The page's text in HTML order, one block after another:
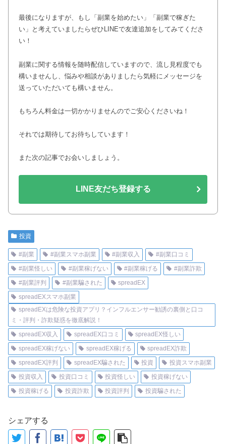
最後になりますが、もし「副業を始めたい」「副業で稼ぎた
い」と考えていましたらぜひLINEで友達追加をしてみてくださ
い！
副業に関する情報を随時配信していますので、流し見程度でも
構いませんし、悩みや相談がありましたら気軽にメッセージを
送っていただいても構いません。
もちろん料金は一切かかりませんのでご安心くださいね！
それでは期待してお待ちしています！
また次の記事でお会いしましょう。
LINE友だち登録する
投資
#副業 #副業スマホ副業 #副業収入
#副業口コミ
#副業怪しい
#副業稼げない #副業稼げる
#副業詐欺
#副業評判
#副業騙された
spreadEX
spreadEXスマホ副業
spreadEXは危険な投資アプリ？インフルエンサー勧誘の裏側と口コ
ミ・評判・詐欺疑惑を徹底解説！
spreadEX収入
spreadEX口コミ
spreadEX怪しい
spreadEX稼げない
spreadEX稼げる
spreadEX詐欺
spreadEX評判
spreadEX騙された 投資
投資スマホ副業
投資収入
投資口コミ 投資怪しい
投資稼げない
投資稼げる
投資詐欺 投資評判 投資騙された
シェアする